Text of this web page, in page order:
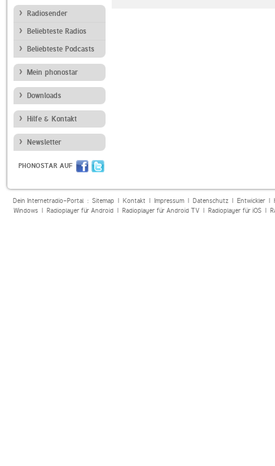
Radiosender
Beliebteste Radios
Beliebteste Podcasts
Mein phonostar
Downloads
Hilfe & Kontakt
Newsletter
PHONOSTAR AUF
Dein Internetradio-Portal : Sitemap| Kontakt| Impressum| Datenschutz| Entwickler|
Windows| Radioplayer für Android| Radioplayer für Android TV| Radioplayer für iOS|